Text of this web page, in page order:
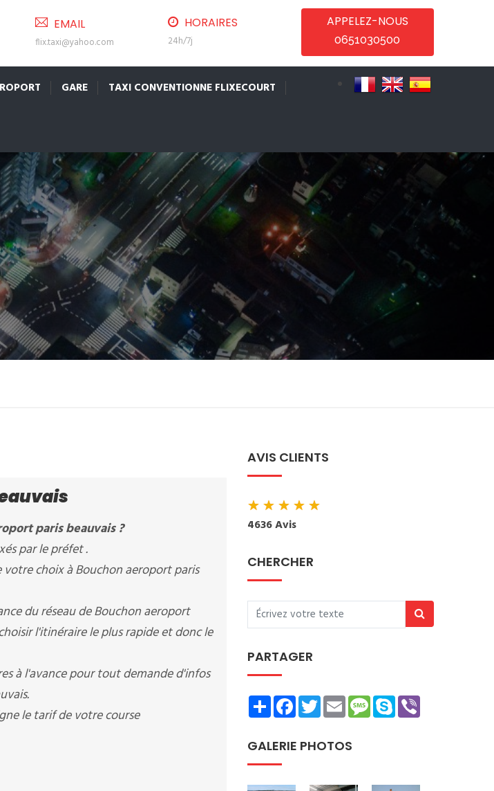
EMAIL
flix.taxi@yahoo.com
HORAIRES
24h/7j
APPELEZ-NOUS
0651030500
GARE TAXI CONVENTIONNE FLIXECOURT
paris beauvais ?
par le préfet .
choix à Bouchon aeroport paris
du réseau de Bouchon aeroport
l'itinéraire le plus rapide et donc le
à l'avance pour tout demande d'infos
le tarif de votre course
AVIS CLIENTS
★★★★★
4636 Avis
CHERCHER
PARTAGER
ShareFacebookTwitterEmailMessage
Skype
GALERIE PHOTOS